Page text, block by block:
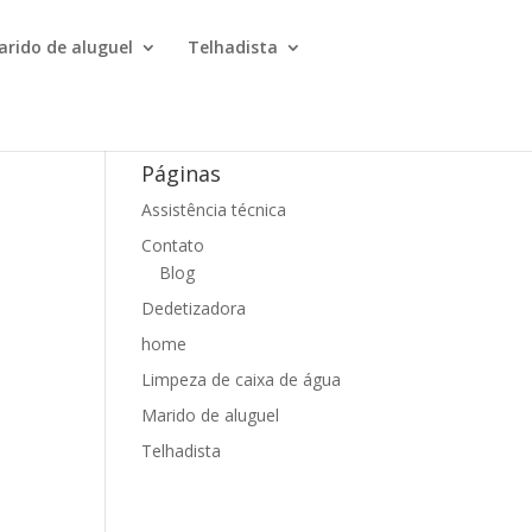
de aluguel Telhadista
Páginas
Assistência técnica
Contato
Blog
Dedetizadora
home
Limpeza de caixa de água
Marido de aluguel
Telhadista